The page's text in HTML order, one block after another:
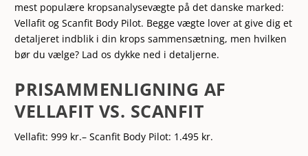
mest populære kropsanalysevægte på det danske marked:
Vellafit og Scanfit Body Pilot. Begge vægte lover at give dig et
detaljeret indblik i din krops sammensætning, men hvilken
bør du vælge? Lad os dykke ned i detaljerne.
PRISAMMENLIGNING AF
VELLAFIT VS. SCANFIT
Vellafit: 999 kr.– Scanfit Body Pilot: 1.495 kr.